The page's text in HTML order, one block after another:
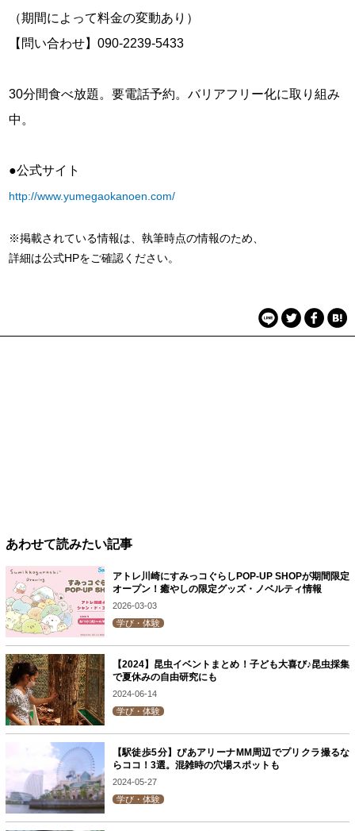
（期間によって料金の変動あり）
【問い合わせ】090-2239-5433
30分間食べ放題。要電話予約。バリアフリー化に取り組み
中。
●公式サイト
http://www.yumegaokanoen.com/
※掲載されている情報は、執筆時点の情報のため、
詳細は公式HPをご確認ください。
あわせて読みたい記事
アトレ川崎にすみっコぐらしPOP-UP SHOPが期間限定
オープン！癒やしの限定グッズ・ノベルティ情報
2026-03-03
学び・体験
【2024】昆虫イベントまとめ！子ども大喜び♪昆虫採集
で夏休みの自由研究にも
2024-06-14
学び・体験
【駅徒歩5分】ぴあアリーナMM周辺でプリクラ撮るな
らココ！3選。混雑時の穴場スポットも
2024-05-27
学び・体験